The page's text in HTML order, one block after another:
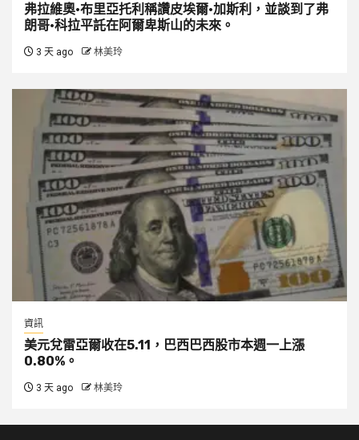
弗拉維奧·布里亞托利稱讚皮埃爾·加斯利，並談到了弗
朗哥·科拉平託在阿爾卑斯山的未來。
3 天 ago 林美玲
資訊
美元兌雷亞爾收在5.11，巴西巴西股市本週一上漲
0.80%。
3 天 ago 林美玲